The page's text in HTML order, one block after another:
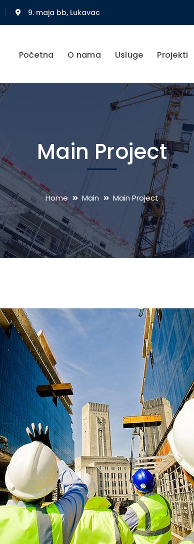
9. maja bb, Lukavac
Početna O nama Usluge Projekti
Main Project
Home Main Main Project